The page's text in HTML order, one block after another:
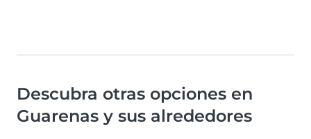
Descubra otras opciones en
Guarenas y sus alrededores